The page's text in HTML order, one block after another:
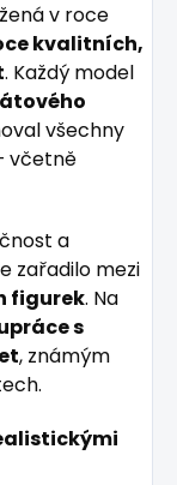
v roce
kvalitních,
. Každý model
všechny
včetně
a
zařadilo mezi
figurek. Na
s
, známým